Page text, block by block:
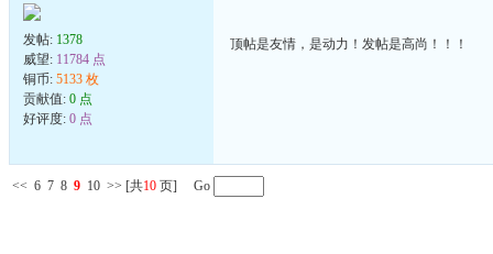
发帖: 1378
威望: 11784 点
铜币: 5133 枚
贡献值: 0 点
好评度: 0 点
顶帖是友情，是动力！发帖是高尚！！！
<< 6 7 8 9 10 >> [共10 页] Go